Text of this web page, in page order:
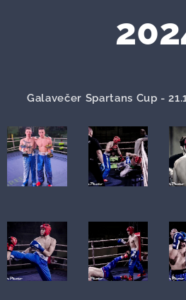
Galavečer Spartans Cup -